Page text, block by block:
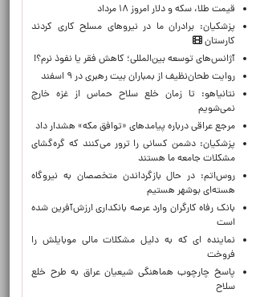
قیمت طلا، سکه و دلار امروز ۱۸ مرداد
پزشکیان: برادران ما در نیروهای مسلح کاری کردند
کارستان
آژانس‌های توسعه بین‌المللی؛ کاهش فقر یا نفوذ نرم؟!
روایت طحان‌نظیف از بمباران بیت رهبری در ۹ اسفند
نتانیاهو: تا زمان خلع سلاح حماس از غزه خارج
نمی‌شویم
مرجع عراقی درباره پیامدهای «توافق مکه» هشدار داد
پزشکیان: دشمن کسانی را ترور می‌کنند که گره‌گشای
مشکلات جامعه ما هستند
روس‌اتم: در حال بازگرداندن متخصصان به نیروگاه
هسته‌ای بوشهر هستیم
بانک رفاه کارگران وارد عرصه بانکداری ارزش‌آفرین شده
است
نماینده ای که به دلیل مشکلات مالی موبایلش را
فروخت
پاسخ چارچوب هماهنگی شیعیان عراق به طرح خلع
سلاح